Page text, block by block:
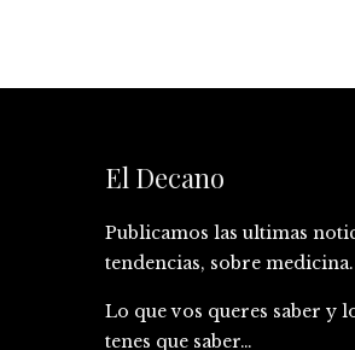
El Decano
Publicamos las ultimas
tendencias, sobre medicina.
Lo que vos queres saber y
tenes que saber…